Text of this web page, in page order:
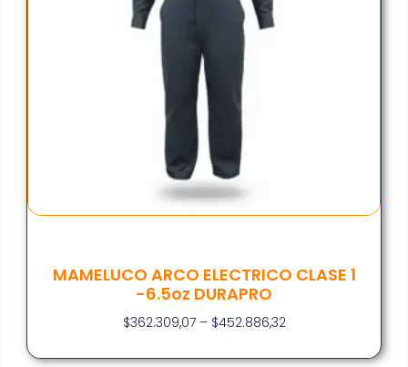
MAMELUCO ARCO ELECTRICO CLASE 1
-6.5oz DURAPRO
$362.309,07 – $452.886,32